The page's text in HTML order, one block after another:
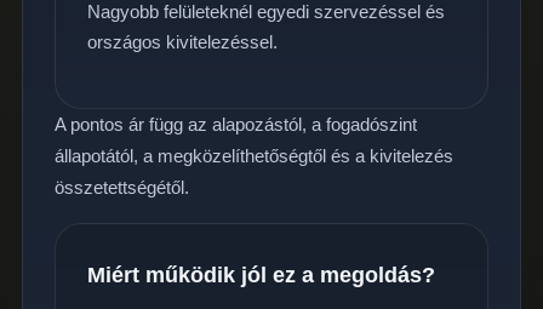
Nagyobb felületeknél egyedi szervezéssel és
országos kivitelezéssel.
A pontos ár függ az alapozástól, a fogadószint
állapotától, a megközelíthetőségtől és a kivitelezés
összetettségétől.
Miért működik jól ez a megoldás?